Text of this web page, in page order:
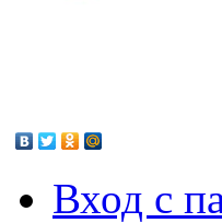
Вход с